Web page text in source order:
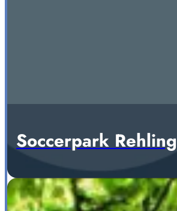
Soccerpark Rehling